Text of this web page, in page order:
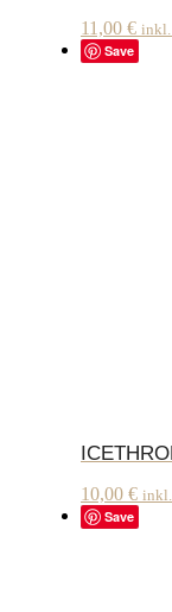
11,00 € inkl.
Save
10,00 €
Save